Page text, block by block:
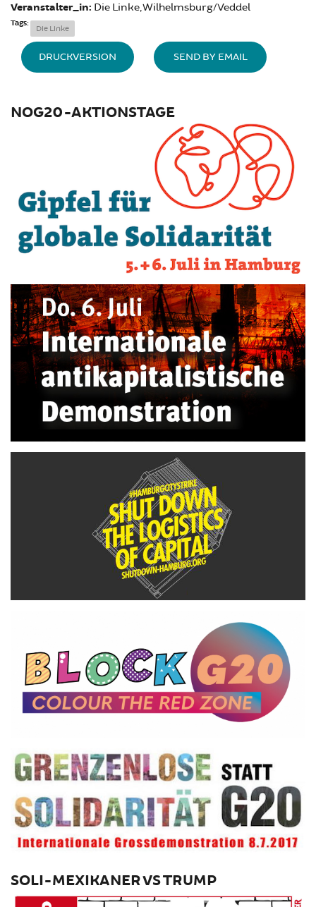
Veranstalter_in: Die Linke, Wilhelmsburg/Veddel
Tags:
Die Linke
DRUCKVERSION SEND BY EMAIL
NOG20-AKTIONSTAGE
SOLI-MEXIKANER VS TRUMP